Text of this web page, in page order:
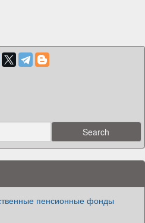
пенсионные фонды